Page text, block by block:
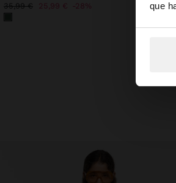
que
35,99 € 25,99 € 28%